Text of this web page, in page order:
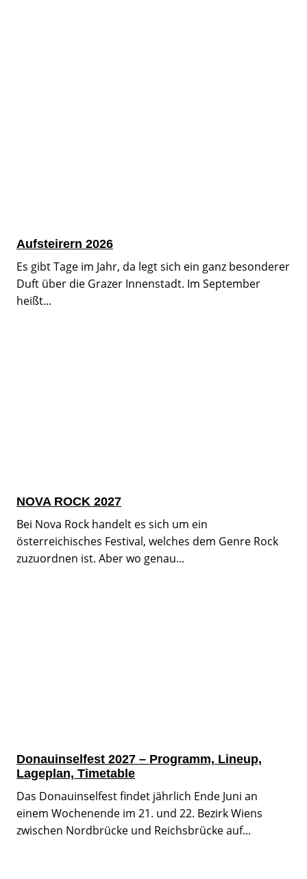
Aufsteirern 2026
Es gibt Tage im Jahr, da legt sich ein ganz besonderer
Duft über die Grazer Innenstadt. Im September
heißt...
NOVA ROCK 2027
Bei Nova Rock handelt es sich um ein
österreichisches Festival, welches dem Genre Rock
zuzuordnen ist. Aber wo genau...
Donauinselfest 2027 – Programm, Lineup,
Lageplan, Timetable
Das Donauinselfest findet jährlich Ende Juni an
einem Wochenende im 21. und 22. Bezirk Wiens
zwischen Nordbrücke und Reichsbrücke auf...